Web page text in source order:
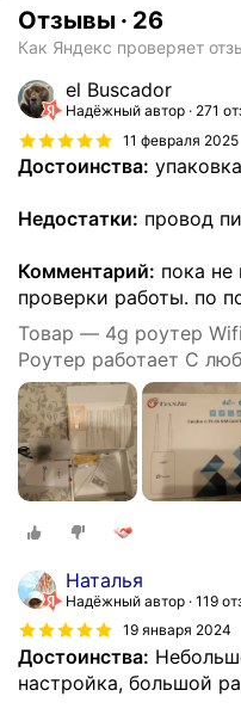
Отзывы · 26
Как Яндекс проверяет
el Buscador
Надёжный автор
271
11 февраля 2025
Достоинства:
Недостатки: провод
Комментарий: пока не
проверки работы. по
Товар — 4g роутер
Роутер работает С
россии, крыма, СНГ.
требует настроек!
Наталья
Надёжный автор 119
19 января 2024
Достоинства:
настройка, большой